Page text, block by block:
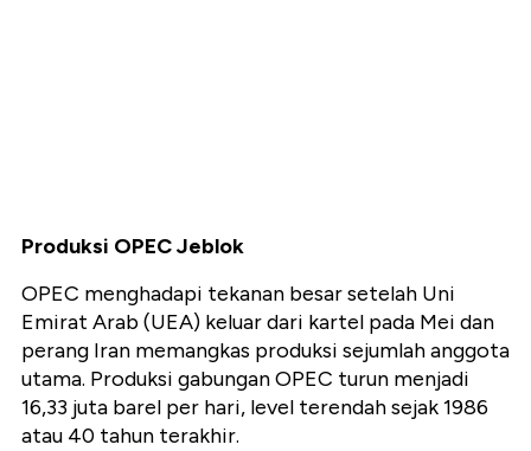
Produksi OPEC Jeblok
OPEC menghadapi tekanan besar setelah Uni
Emirat Arab (UEA) keluar dari kartel pada Mei dan
perang Iran memangkas produksi sejumlah anggota
utama. Produksi gabungan OPEC turun menjadi
16,33 juta barel per hari, level terendah sejak 1986
atau 40 tahun terakhir.